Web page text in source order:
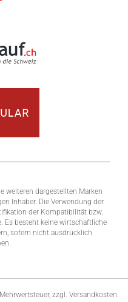
weiteren dargestellten Marken
Inhaber. Die Verwendung der
der Kompatibilität bzw.
Es besteht keine wirtschaftliche
sofern nicht ausdrücklich
zzgl. Versandkosten.